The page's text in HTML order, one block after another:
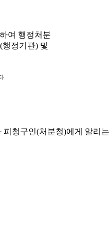
여 행정처분
정기관) 및
.
청구인(처분청)에게 알리는